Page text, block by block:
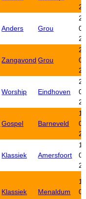
Anders Grou
Zangavond Grou
Worship Eindhoven
Gospel Barneveld
Klassiek Amersfoort
Klassiek Menaldum